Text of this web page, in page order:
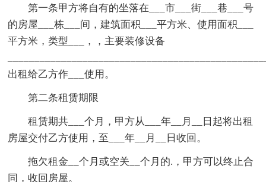
第一条甲方将自有的坐落在___市___街___巷___号
的房屋___栋___间，建筑面积___平方米、使用面积___
平方米，类型___，，主要装修设备
出租给乙方作___使用。
第二条租赁期限
租赁期共___个月，甲方从___年__月__日起将出租
房屋交付乙方使用，至___年__月__日收回。
拖欠租金__个月或空关__个月的.，甲方可以终止合
同，收回房屋。